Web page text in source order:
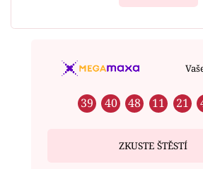
39 40 48 11 21
ZKUSTE ŠTĚSTÍ